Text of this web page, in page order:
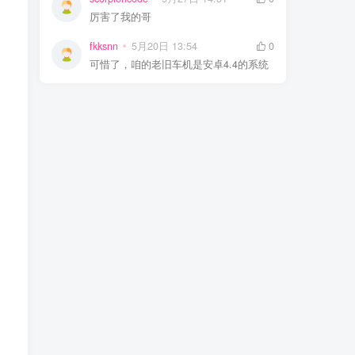
厉害了我的哥
fkksnn 5月20日 13:54
0
可惜了，咱的老旧车机是安卓4.4的系统